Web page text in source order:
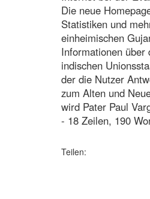
Die neue
Statistiken und
einheimischen
Informationen über
indischen
der die Nutzer
zum Alten und
wird Pater Paul
- 18 Zeilen, 190
Teilen: